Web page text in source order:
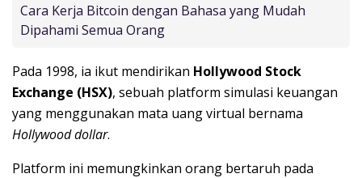
Cara Kerja Bitcoin dengan Bahasa yang Mudah
Dipahami Semua Orang
Pada 1998, ia ikut mendirikan Hollywood Stock
Exchange (HSX), sebuah platform simulasi keuangan
yang menggunakan mata uang virtual bernama
Hollywood dollar.
Platform ini memungkinkan orang bertaruh pada